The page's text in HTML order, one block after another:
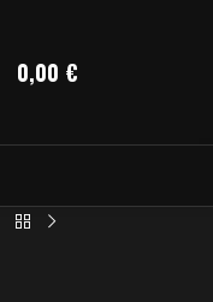
0,00 €